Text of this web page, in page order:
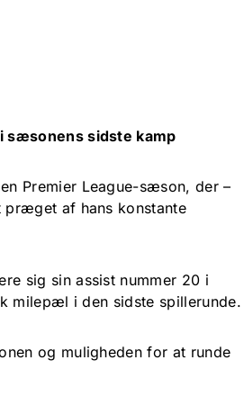
sæsonens sidste kamp
Premier League-sæson, der –
præget af hans konstante
sig sin assist nummer 20 i
milepæl i den sidste spillerunde.
og muligheden for at runde